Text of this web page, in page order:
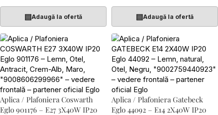
▤Adaugă la ofertă ▤Adaugă la ofertă
Aplica / Plafoniera Coswarth
Eglo 901176 – E27 3X40W IP20
Aplica / Plafoniera Gatebeck
Eglo 44092 – E14 2X40W IP20